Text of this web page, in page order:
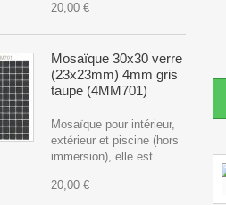
20,00 €
Mosaïque 30x30 verre
(23x23mm) 4mm gris
taupe (4MM701)
Mosaïque pour intérieur,
extérieur et piscine (hors
immersion), elle est...
20,00 €